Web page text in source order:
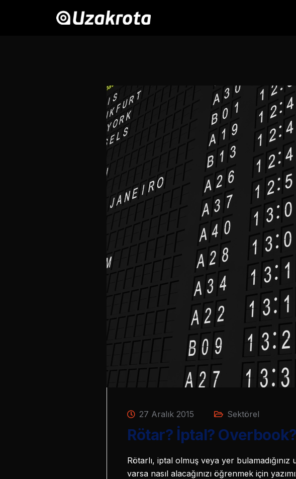
27 Aralık 2015 Sektörel
Rötar? İptal?
Rötarlı, iptal olmuş veya yer
varsa nasıl alacağınızı öğrenmek için